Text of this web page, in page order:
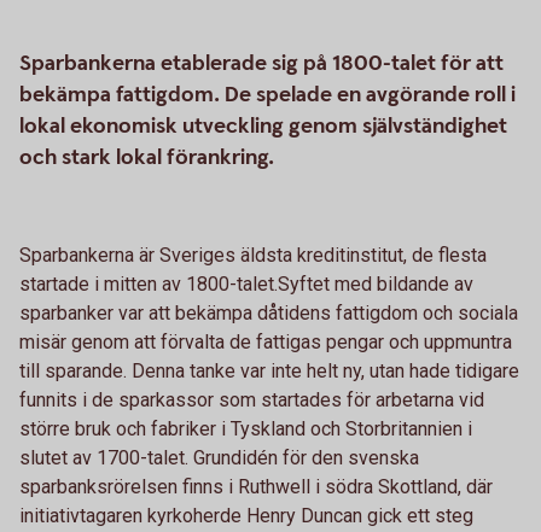
Sparbankerna etablerade sig på 1800-talet för att
bekämpa fattigdom. De spelade en avgörande roll i
lokal ekonomisk utveckling genom självständighet
och stark lokal förankring.
Sparbankerna är Sveriges äldsta kreditinstitut, de flesta
startade i mitten av 1800-talet.Syftet med bildande av
sparbanker var att bekämpa dåtidens fattigdom och sociala
misär genom att förvalta de fattigas pengar och uppmuntra
till sparande. Denna tanke var inte helt ny, utan hade tidigare
funnits i de sparkassor som startades för arbetarna vid
större bruk och fabriker i Tyskland och Storbritannien i
slutet av 1700-talet. Grundidén för den svenska
sparbanksrörelsen finns i Ruthwell i södra Skottland, där
initiativtagaren kyrkoherde Henry Duncan gick ett steg